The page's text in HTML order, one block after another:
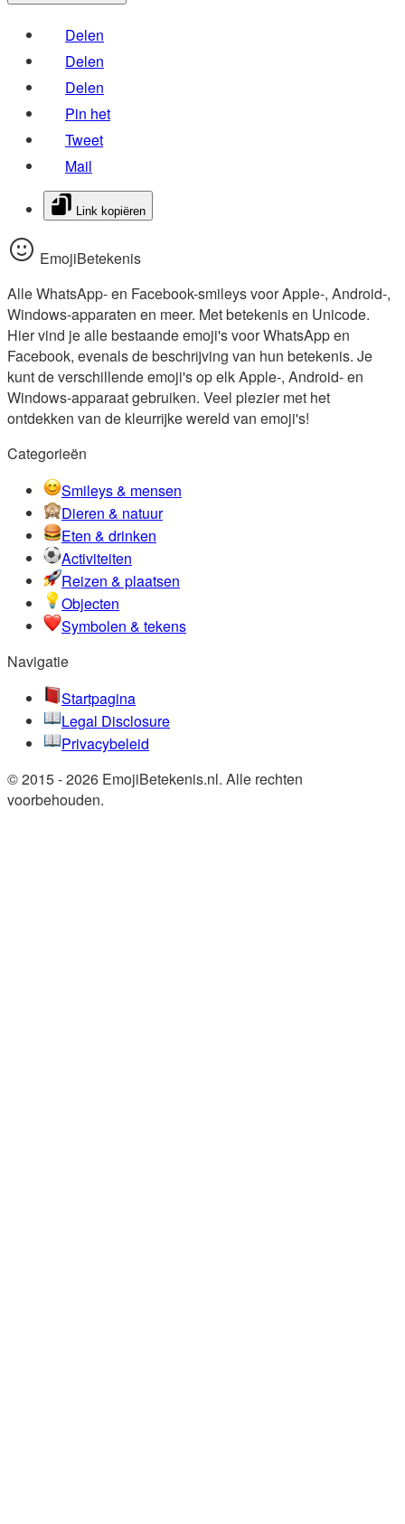
Delen
Delen
Delen
Pin het
Tweet
Mail
Link kopiëren
EmojiBetekenis
Alle WhatsApp- en Facebook-smileys voor Apple-, Android-,
Windows-apparaten en meer. Met betekenis en Unicode.
Hier vind je alle bestaande emoji's voor WhatsApp en
Facebook, evenals de beschrijving van hun betekenis. Je
kunt de verschillende emoji's op elk Apple-, Android- en
Windows-apparaat gebruiken. Veel plezier met het
ontdekken van de kleurrijke wereld van emoji's!
Categorieën
Smileys & mensen
Dieren & natuur
Eten & drinken
Activiteiten
Reizen & plaatsen
Objecten
Symbolen & tekens
Navigatie
Startpagina
Legal Disclosure
Privacybeleid
© 2015 - 2026 EmojiBetekenis.nl. Alle rechten
voorbehouden.